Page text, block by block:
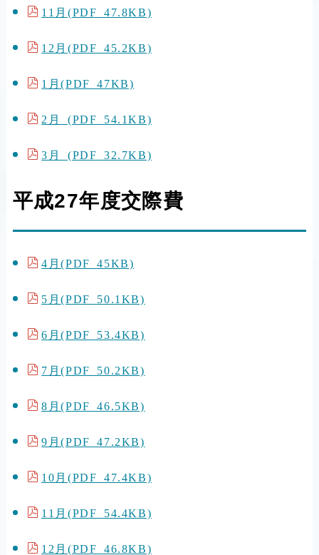
11月(PDF 47.8KB)
12月(PDF 45.2KB)
1月(PDF 47KB)
2月 (PDF 54.1KB)
3月 (PDF 32.7KB)
平成27年度交際費
4月(PDF 45KB)
5月(PDF 50.1KB)
6月(PDF 53.4KB)
7月(PDF 50.2KB)
8月(PDF 46.5KB)
9月(PDF 47.2KB)
10月(PDF 47.4KB)
11月(PDF 54.4KB)
12月(PDF 46.8KB)